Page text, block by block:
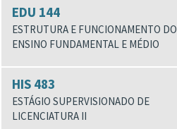
EDU 144
ESTRUTURA E FUNCIONAMENTO DO
ENSINO FUNDAMENTAL E MÉDIO
HIS 483
ESTÁGIO SUPERVISIONADO DE
LICENCIATURA II